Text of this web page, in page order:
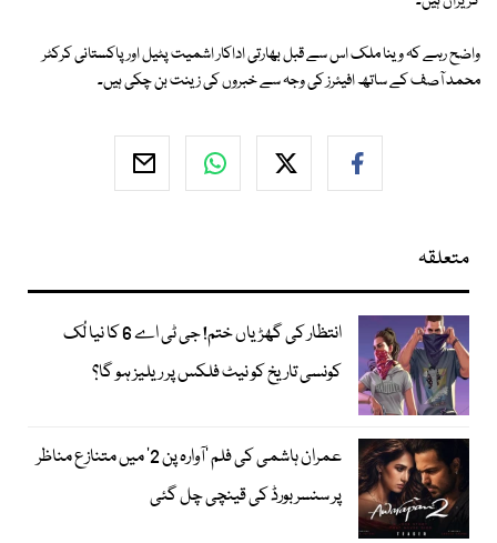
واضح رہے کہ وینا ملک اس سے قبل بھارتی اداکار اشمیت پٹیل اور پاکستانی کرکٹر
محمد آصف کے ساتھ افیئرز کی وجہ سے خبروں کی زینت بن چکی ہیں۔
متعلقہ
انتظار کی گھڑیاں ختم! جی ٹی اے 6 کا نیا لُک
کونسی تاریخ کو نیٹ فلکس پر ریلیز ہو گا؟
عمران ہاشمی کی فلم ’آوارہ پن 2‘ میں متنازع مناظر
پر سنسر بورڈ کی قینچی چل گئی